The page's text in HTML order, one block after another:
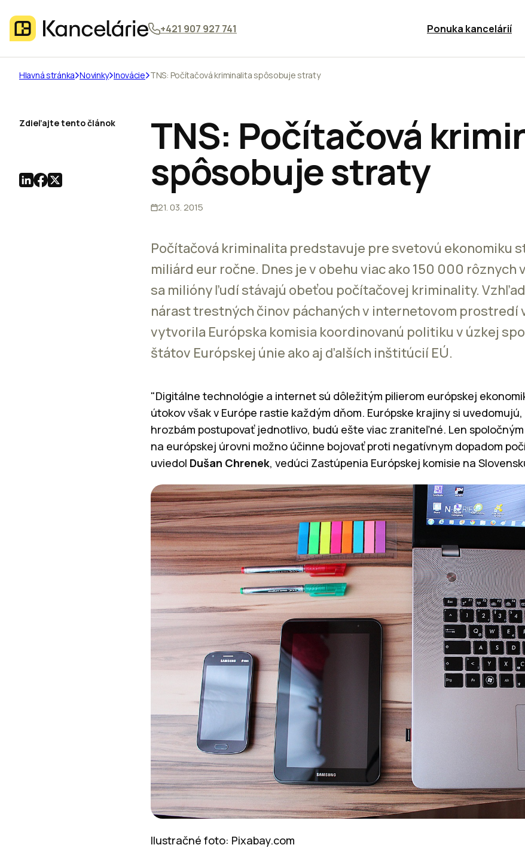
+421 907 927 741 Ponuka kancelárií
Hlavná stránka Novinky Inovácie TNS: Počítačová kriminalita spôsobuje straty
TNS: Počítačová
spôsobuje straty
21. 03. 2015
Počítačová kriminalita predstavuje pre svetovú ekonomiku
miliárd eur ročne. Dnes je v obehu viac ako 150 000 rôznych
sa milióny ľudí stávajú obeťou počítačovej kriminality.
nárast trestných činov páchaných v internetovom prostredí
vytvorila Európska komisia koordinovanú politiku v úzkej
štátov Európskej únie ako aj ďalších inštitúcií EÚ.
"Digitálne technológie a internet sú dôležitým pilierom európskej
útokov však v Európe rastie každým dňom. Európske krajiny si
hrozbám postupovať jednotlivo, budú ešte viac zraniteľné. Len
na európskej úrovni možno účinne bojovať proti negatívnym dopadom
uviedol Dušan Chrenek, vedúci Zastúpenia Európskej komisie na
Ilustračné foto: Pixabay.com
Zdieľajte tento článok